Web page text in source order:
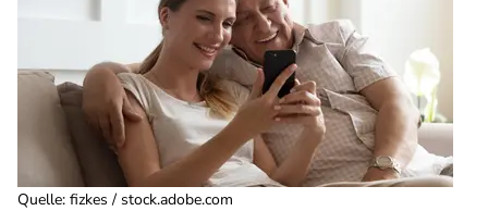
Quelle: fizkes / stock.adobe.com